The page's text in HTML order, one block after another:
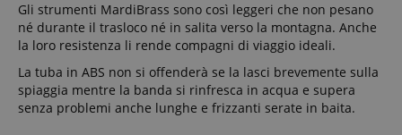
Gli strumenti MardiBrass sono così leggeri che non pesano
né durante il trasloco né in salita verso la montagna. Anche
la loro resistenza li rende compagni di viaggio ideali.
La tuba in ABS non si offenderà se la lasci brevemente sulla
spiaggia mentre la banda si rinfresca in acqua e supera
senza problemi anche lunghe e frizzanti serate in baita.